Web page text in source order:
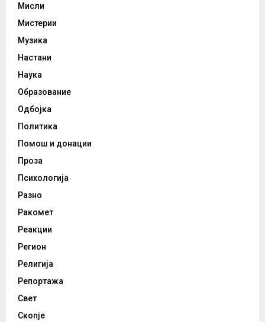
Мисли
Мистерии
Музика
Настани
Наука
Образование
Одбојка
Политика
Помош и донации
Проза
Психологија
Разно
Ракомет
Реакции
Регион
Религија
Репортажа
Свет
Скопје